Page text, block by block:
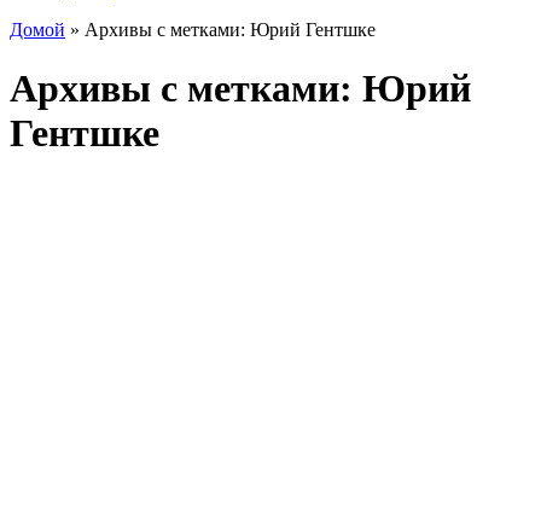
Домой » Архивы с метками: Юрий Гентшке
Архивы с метками: Юрий
Гентшке